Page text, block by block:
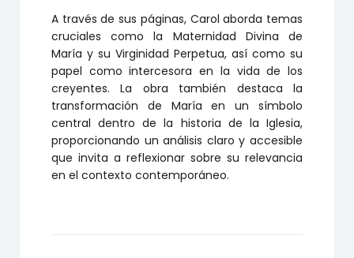
A través de sus páginas, Carol aborda temas
cruciales como la Maternidad Divina de
María y su Virginidad Perpetua, así como su
papel como intercesora en la vida de los
creyentes. La obra también destaca la
transformación de María en un símbolo
central dentro de la historia de la Iglesia,
proporcionando un análisis claro y accesible
que invita a reflexionar sobre su relevancia
en el contexto contemporáneo.